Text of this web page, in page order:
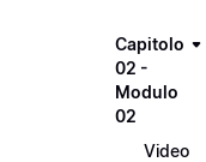
Capitolo
02 -
Modulo
02
Video